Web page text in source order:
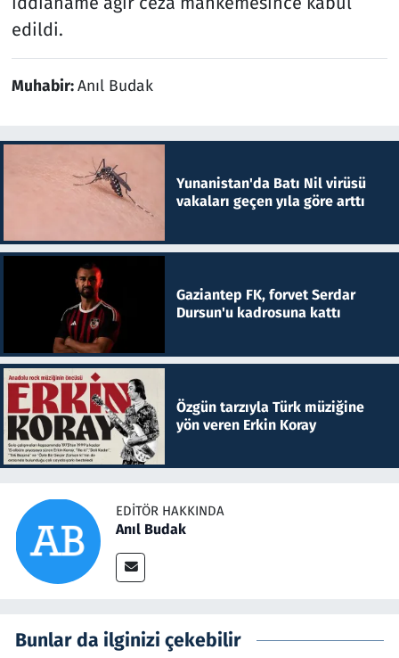
edildi.
Muhabir:Anıl Budak
Yunanistan'da Batı Nil virüsü
vakaları geçen yıla göre arttı
Gaziantep FK, forvet Serdar
Dursun'u kadrosuna kattı
Özgün tarzıyla Türk müziğine
yön veren Erkin Koray
EDITÖR HAKKINDA
Anıl Budak
Bunlar da ilginizi çekebilir